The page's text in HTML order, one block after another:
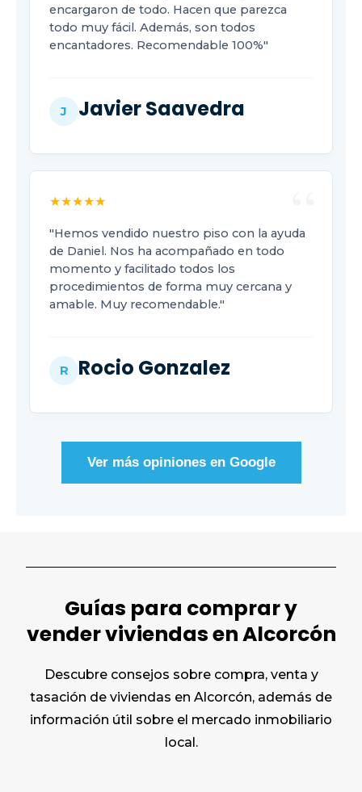
encargaron de todo. Hacen que parezca
todo muy fácil. Además, son todos
encantadores. Recomendable 100%"
J Javier Saavedra
★★★★★
"Hemos vendido nuestro piso con la ayuda
de Daniel. Nos ha acompañado en todo
momento y facilitado todos los
procedimientos de forma muy cercana y
amable. Muy recomendable."
R Rocio Gonzalez
Ver más opiniones en Google
Guías para comprar y
vender viviendas en Alcorcón
Descubre consejos sobre compra, venta y
tasación de viviendas en Alcorcón, además de
información útil sobre el mercado inmobiliario
local.